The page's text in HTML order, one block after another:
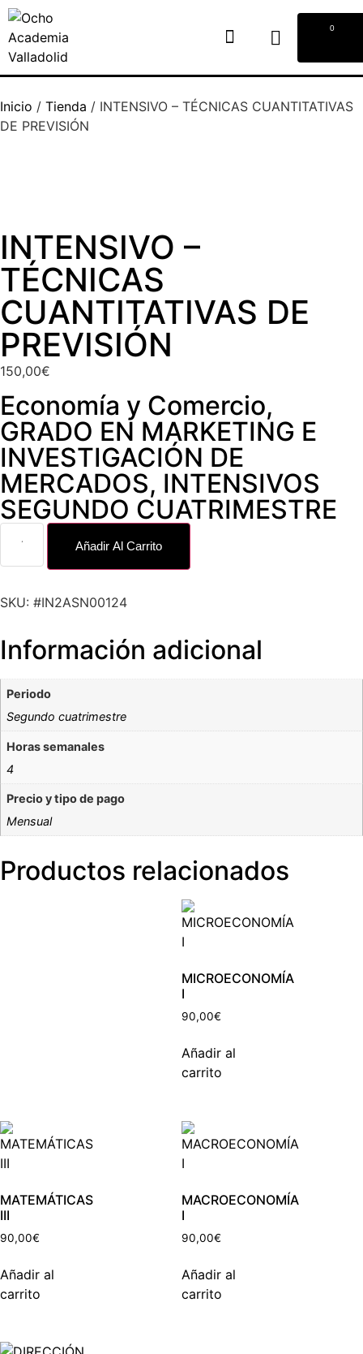
0
Inicio / Tienda / INTENSIVO – TÉCNICAS CUANTITATIVAS
DE PREVISIÓN
INTENSIVO –
TÉCNICAS
CUANTITATIVAS DE
PREVISIÓN
150,00€
Economía y Comercio,
GRADO EN MARKETING E
INVESTIGACIÓN DE
MERCADOS, INTENSIVOS
SEGUNDO CUATRIMESTRE
Añadir Al Carrito
SKU: #IN2ASN00124
Información adicional
Periodo
Segundo cuatrimestre
Horas semanales
4
Precio y tipo de pago
Mensual
Productos relacionados
MICROECONOMÍA
I
90,00€
Añadir al
carrito
MATEMÁTICAS
III
90,00€
Añadir al
carrito
MACROECONOMÍA
I
90,00€
Añadir al
carrito